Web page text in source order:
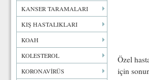
KANSER TARAMALARI
KIŞ HASTALIKLARI
KOAH
KOLESTEROL
KORONAVİRÜS
Özel
için